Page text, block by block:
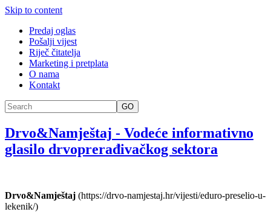
Skip to content
Predaj oglas
Pošalji vijest
Riječ čitatelja
Marketing i pretplata
O nama
Kontakt
GO
Drvo&Namještaj - Vodeće informativno
glasilo drvoprerađivačkog sektora
Drvo&Namještaj (https://drvo-namjestaj.hr/vijesti/eduro-preselio-u-
lekenik/)